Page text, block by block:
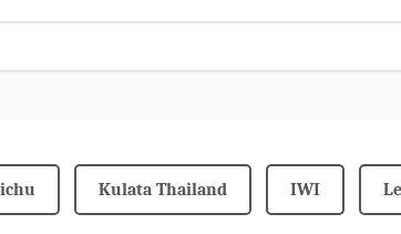
Kulata Thailand IWI